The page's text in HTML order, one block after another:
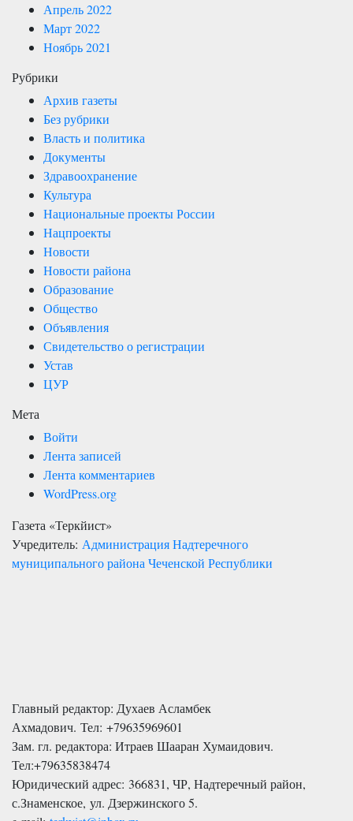
Апрель 2022
Март 2022
Ноябрь 2021
Рубрики
Архив газеты
Без рубрики
Власть и политика
Документы
Здравоохранение
Культура
Национальные проекты России
Нацпроекты
Новости
Новости района
Образование
Общество
Объявления
Свидетельство о регистрации
Устав
ЦУР
Мета
Войти
Лента записей
Лента комментариев
WordPress.org
Газета «Теркйист»
Учредитель: Администрация Надтеречного
муниципального района Чеченской Республики
Главный редактор: Духаев Асламбек
Ахмадович. Тел: +79635969601
Зам. гл. редактора: Итраев Шааран Хумаидович.
Тел:+79635838474
Юридический адрес: 366831, ЧР, Надтеречный район,
с.Знаменское, ул. Дзержинского 5.